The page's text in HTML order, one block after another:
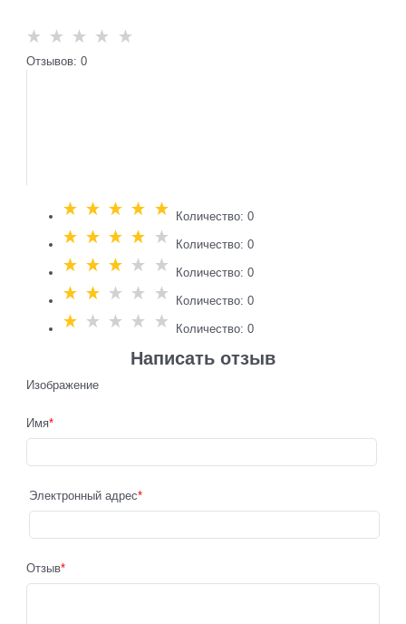
Отзывов: 0
Количество: 0
Количество: 0
Количество: 0
Количество: 0
Количество: 0
Написать отзыв
Изображение
Имя
Электронный адрес
Отзыв